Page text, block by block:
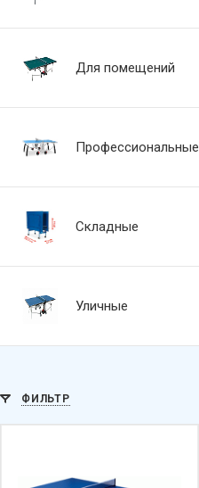
Для помещений
Профессиональные
Складные
Уличные
ФИЛЬТР